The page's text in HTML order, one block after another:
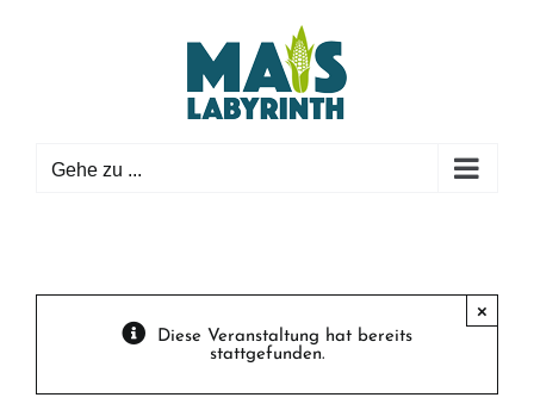
Gehe zu ...
Diese Veranstaltung hat bereits
stattgefunden.
×